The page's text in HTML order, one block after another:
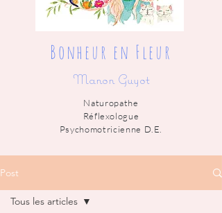
Bonheur en Fleur
Manon Guyot
Naturopathe
Réflexologue
Psychomotricienne D.E.
Post
Tous les articles